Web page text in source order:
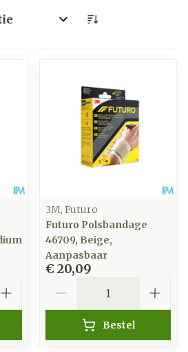
op:
3M, Futuro
Futuro Polsbandage
46709, Beige,
Aanpasbaar
€ 20,09
Bestel